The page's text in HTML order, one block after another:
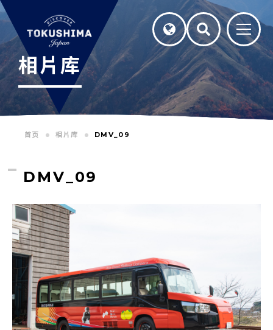
相片库
首页 相片库 DMV_09
DMV_09